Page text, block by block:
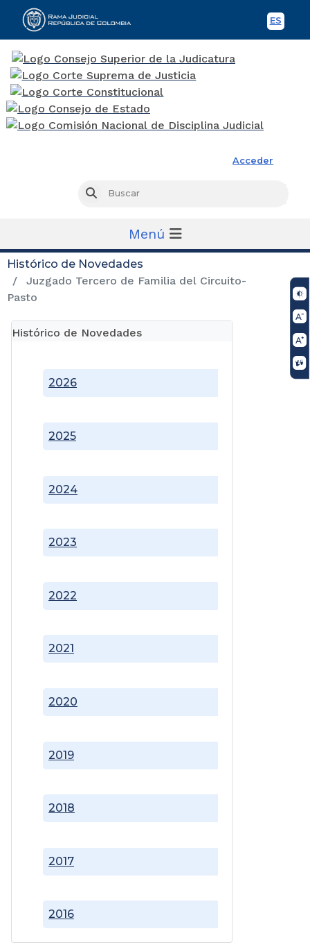
ES
Acceder
Buscar
Menú
Histórico de Novedades
Juzgado Tercero de Familia del Circuito-
Pasto
Histórico de Novedades
2016
2017
2018
2019
2020
2021
2022
2023
2024
2025
2026